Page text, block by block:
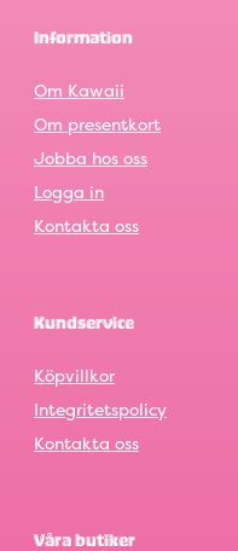
Information
Om Kawaii
Om presentkort
Jobba hos oss
Logga in
Kontakta oss
Kundservice
Köpvillkor
Integritetspolicy
Kontakta oss
Våra butiker